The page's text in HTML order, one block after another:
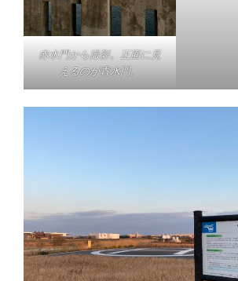
赤水門から撮影。正面に見
えるのが青水門。